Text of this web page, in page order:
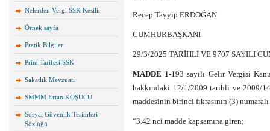
Nelerden Vergi SSK Kesilir
Örnek sayfa
Pratik Bilgiler
Prim Tarifesi SSK
Sakatlık Mevzuatı
SMMM Ertan KOŞUCU
Sosyal Güvenlik Terimleri
Sözlüğü
Recep Tayyip ERDOĞAN
CUMHURBAŞKANI
29/3/2025 TARİHLİ VE 9707 SAYILI
MADDE 1-193 sayılı Gelir Vergisi
hakkındaki 12/1/2009 tarihli ve 2009/
maddesinin birinci fıkrasının (3)
“3.42 nci madde kapsamına giren;